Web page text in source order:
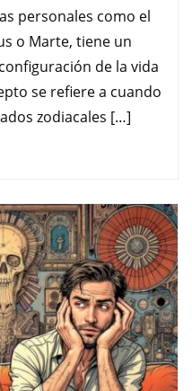
personales como el
o Marte, tiene un
de la vida
se refiere a cuando
zodiacales […]